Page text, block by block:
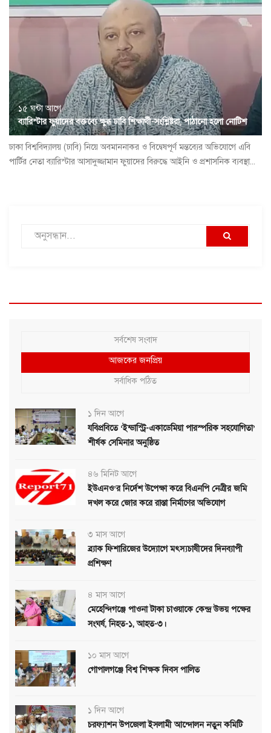
১৫ ঘন্টা আগে
ব্যারিস্টার ফুয়াদের বক্তব্যে ক্ষুব্ধ ঢাবি শিক্ষার্থী-সংশ্লিষ্টরা, পাঠানো হলো নোটিশ
ঢাকা বিশ্ববিদ্যালয় (ঢাবি) নিয়ে অবমাননাকর ও বিদ্বেষপূর্ণ মন্তব্যের অভিযোগে এবি
পার্টির নেতা ব্যারিস্টার আসাদুজ্জামান ফুয়াদের বিরুদ্ধে আইনি ও প্রশাসনিক ব্যবস্থা...
সর্বশেষ সংবাদ
আজকের জনপ্রিয়
সর্বাধিক পঠিত
১ দিন আগে
যবিপ্রবিতে ‘ইন্ডাস্ট্রি-একাডেমিয়া পারস্পরিক সহযোগিতা’
শীর্ষক সেমিনার অনুষ্ঠিত
৪৬ মিনিট আগে
ইউএনও’র নির্দেশ উপেক্ষা করে বিএনপি নেত্রীর জমি
দখল করে জোর করে রাস্তা নির্মাণের অভিযোগ
৩ মাস আগে
ব্র্যাক ফিশারিজের উদ্যোগে মৎস্যচাষীদের দিনব্যাপী
প্রশিক্ষণ
৪ মাস আগে
মেহেন্দিগঞ্জে পাওনা টাকা চাওয়াকে কেন্দ্র উভয় পক্ষের
সংঘর্ষ, নিহত-১, আহত-৩।
১০ মাস আগে
গোপালগঞ্জে বিশ্ব শিক্ষক দিবস পালিত
১ দিন আগে
চরফ্যাশন উপজেলা ইসলামী আন্দোলন নতুন কমিটি